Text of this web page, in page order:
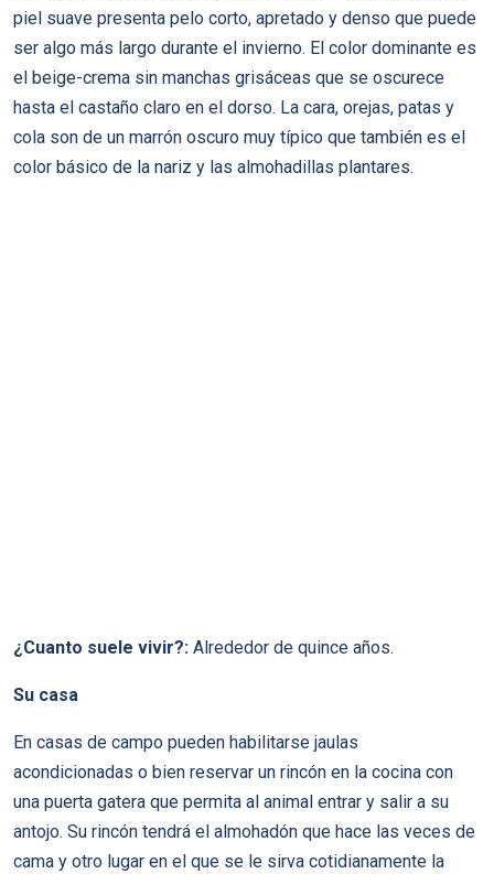
piel suave presenta pelo corto, apretado y denso que puede
ser algo más largo durante el invierno. El color dominante es
el beige-crema sin manchas grisáceas que se oscurece
hasta el castaño claro en el dorso. La cara, orejas, patas y
cola son de un marrón oscuro muy tí­pico que también es el
color básico de la nariz y las almohadillas plantares.
¿Cuanto suele vivir?: Alrededor de quince años.
Su casa
En casas de campo pueden habilitarse jaulas
acondicionadas o bien reservar un rincón en la cocina con
una puerta gatera que permita al animal entrar y salir a su
antojo. Su rincón tendrá el almohadón que hace las veces de
cama y otro lugar en el que se le sirva cotidianamente la